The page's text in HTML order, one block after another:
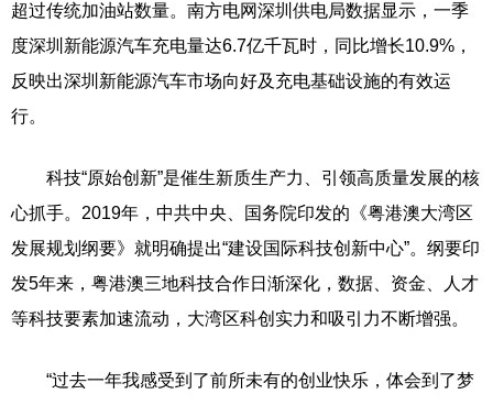
超过传统加油站数量。南方电网深圳供电局数据显示，一季
度深圳新能源汽车充电量达6.7亿千瓦时，同比增长10.9%，
反映出深圳新能源汽车市场向好及充电基础设施的有效运
行。
科技“原始创新”是催生新质生产力、引领高质量发展的核
心抓手。2019年，中共中央、国务院印发的《粤港澳大湾区
发展规划纲要》就明确提出“建设国际科技创新中心”。纲要印
发5年来，粤港澳三地科技合作日渐深化，数据、资金、人才
等科技要素加速流动，大湾区科创实力和吸引力不断增强。
“过去一年我感受到了前所未有的创业快乐，体会到了梦